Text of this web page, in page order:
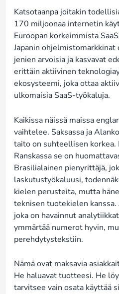
Katsotaanpa joitakin
170 miljoonaa internetin
Euroopan korkeimmista
Japanin
jenien arvoisia ja kasvavat
erittäin aktiivinen
ekosysteemi, joka ottaa
ulkomaisia SaaS-työkaluja.
Kaikissa näissä maissa
vaihtelee. Saksassa ja
taito on suhteellisen korkea.
Ranskassa se on
Brasilialainen pienyrittäjä,
laskutustyökaluusi,
kielen perusteita, mutta
teknisen tuotekielen kanssa.
joka on havainnut
ymmärtää numerot hyvin,
perehdytystekstiin.
Nämä ovat maksavia
He haluavat tuotteesi. He
tarvitsee vain osata käyttää